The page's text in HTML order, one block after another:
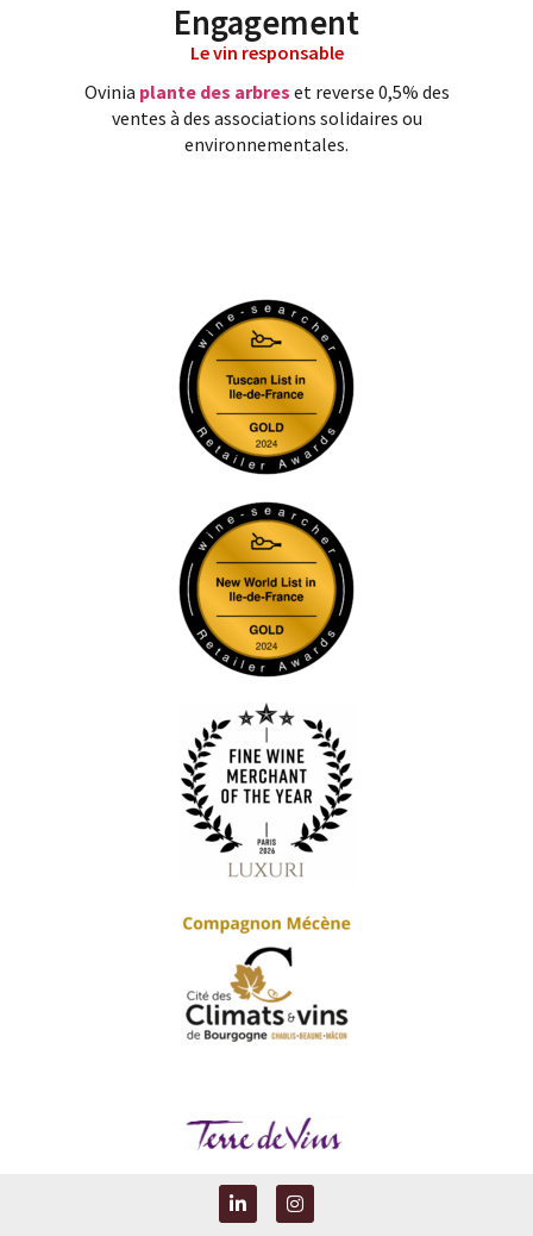
Engagement
Le vin responsable
Ovinia plante des arbres et reverse 0,5% des
ventes à des associations solidaires ou
environnementales.